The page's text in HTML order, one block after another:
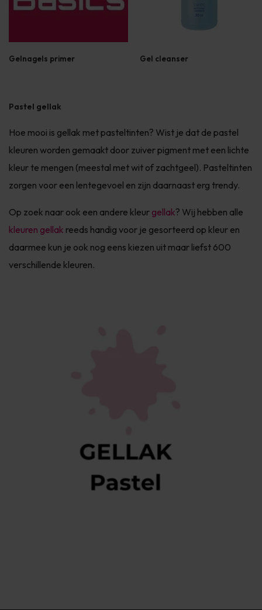
Gelnagels primer Gel cleanser
Pastel gellak
Hoe mooi is gellak met pasteltinten? Wist je dat de pastel
kleuren worden gemaakt door zuiver pigment met een lichte
kleur te mengen (meestal met wit of zachtgeel). Pasteltinten
zorgen voor een lentegevoel en zijn daarnaast erg trendy.
Op zoek naar ook een andere kleur gellak? Wij hebben alle
kleuren gellak reeds handig voor je gesorteerd op kleur en
daarmee kun je ook nog eens kiezen uit maar liefst 600
verschillende kleuren.